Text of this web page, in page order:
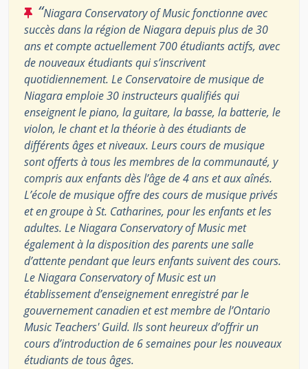
“Niagara Conservatory of Music fonctionne avec
succès dans la région de Niagara depuis plus de 30
ans et compte actuellement 700 étudiants actifs, avec
de nouveaux étudiants qui s’inscrivent
quotidiennement. Le Conservatoire de musique de
Niagara emploie 30 instructeurs qualifiés qui
enseignent le piano, la guitare, la basse, la batterie, le
violon, le chant et la théorie à des étudiants de
différents âges et niveaux. Leurs cours de musique
sont offerts à tous les membres de la communauté, y
compris aux enfants dès l’âge de 4 ans et aux aînés.
L’école de musique offre des cours de musique privés
et en groupe à St. Catharines, pour les enfants et les
adultes. Le Niagara Conservatory of Music met
également à la disposition des parents une salle
d’attente pendant que leurs enfants suivent des cours.
Le Niagara Conservatory of Music est un
établissement d’enseignement enregistré par le
gouvernement canadien et est membre de l’Ontario
Music Teachers' Guild. Ils sont heureux d’offrir un
cours d’introduction de 6 semaines pour les nouveaux
étudiants de tous âges.